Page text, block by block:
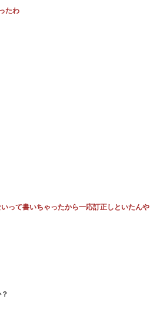
たわ
って書いちゃったから一応訂正しといたんや